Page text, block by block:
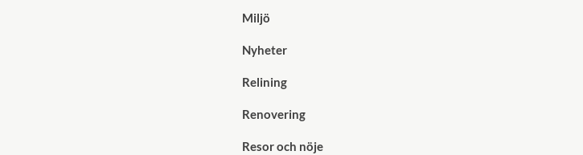
Miljö
Nyheter
Relining
Renovering
Resor och nöje